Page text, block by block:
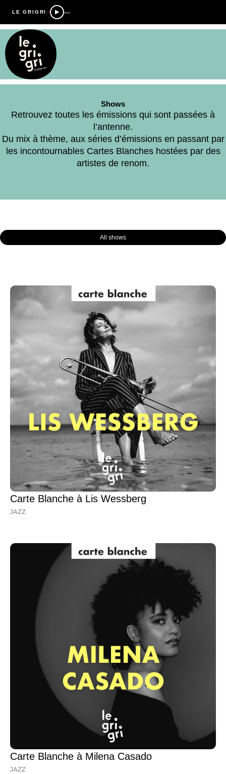
LE GRIGRI —
Shows
Retrouvez toutes les émissions qui sont passées à
l’antenne.
Du mix à thème, aux séries d’émissions en passant par
les incontournables Cartes Blanches hostées par des
artistes de renom.
All shows
Carte Blanche à Lis Wessberg
JAZZ
Carte Blanche à Milena Casado
JAZZ